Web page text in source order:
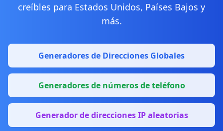
creíbles para Estados Unidos, Países Bajos y
más.
Generadores de Direcciones Globales
Generadores de números de teléfono
Generador de direcciones IP aleatorias